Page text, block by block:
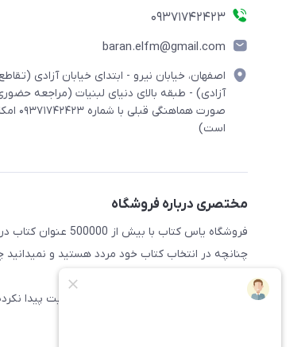
09371742423
baran.elfm@gmail.com
اصفهان، خیابان نیرو - ابتدای خیابان آزادی
آزادی) - طبقه بالای دنیای لبنیات (مراجعه
صورت هماهنگی
است)
مختصری درباره فروشگاه
فروشگاه یاس کتاب با بیش از 500000 عنوان کتاب در رابطه با زبان های مختلف آماده خدمت رسانی به علاقه مندان این حوضه میباشد
چنانچه در انتخاب کتاب خود مردد هستید و نمیدانید
همچنین اگر کتاب مورد نظر خود را در سایت پیدا